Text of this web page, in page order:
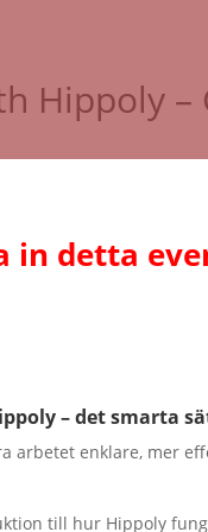
Hippoly –
in detta
– det smarta
arbetet enklare, mer
till hur Hippoly